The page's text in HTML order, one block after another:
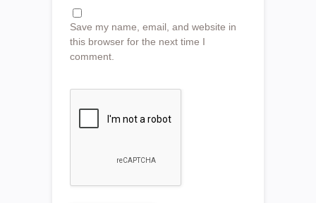
Save my name, email, and website in
this browser for the next time I
comment.